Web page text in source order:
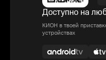
Доступно на
КИОН в твоей
устройствах